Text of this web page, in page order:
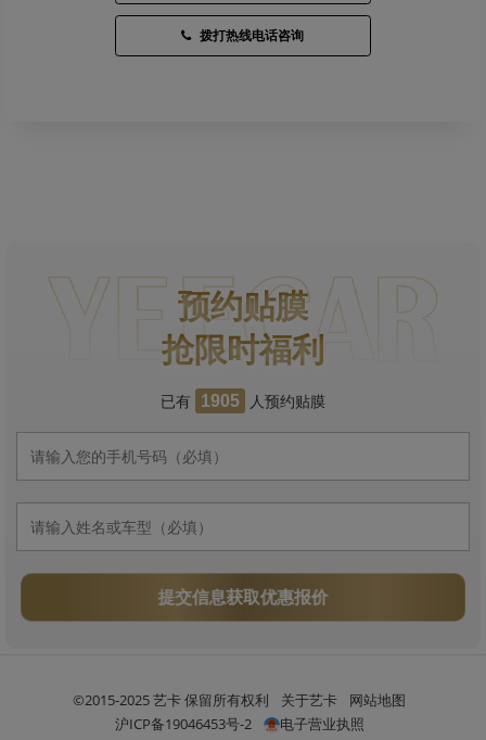
拨打热线电话咨询
预约贴膜
抢限时福利
已有 1905 人预约贴膜
提交信息获取优惠报价
©2015-2025 艺卡 保留所有权利 关于艺卡
网站地图
沪ICP备19046453号-2
电子营业执照